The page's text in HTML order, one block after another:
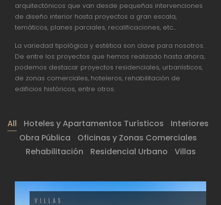
arquitectónicos que van desde pequeñas intervenciones
de diseño interior hasta proyectos a gran escala,
temáticos, planes parciales, recalificaciones, etc...
La variedad tipológica y estética son clave para nosotros.
De entre los proyectos que hemos realizado hasta ahora,
podemos destacar proyectos residenciales, urbanísticos,
de zonas comerciales, hoteleros, rehabilitación de
edificios históricos, entre otros.
All Hoteles y Apartamentos Turísticos
Interiores
Obra Pública
Oficinas y Zonas Comerciales
Rehabilitación
Residencial Urbano Villas
VILLAS